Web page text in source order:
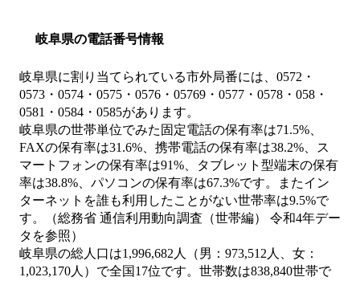
岐阜県の電話番号情報
岐阜県に割り当てられている市外局番には、0572・
0573・0574・0575・0576・05769・0577・0578・058・
0581・0584・0585があります。
岐阜県の世帯単位でみた固定電話の保有率は71.5%、
FAXの保有率は31.6%、携帯電話の保有率は38.2%、ス
マートフォンの保有率は91%、タブレット型端末の保有
率は38.8%、パソコンの保有率は67.3%です。またイン
ターネットを誰も利用したことがない世帯率は9.5%で
す。（総務省 通信利用動向調査（世帯編） 令和4年デー
タを参照）
岐阜県の総人口は1,996,682人（男：973,512人、女：
1,023,170人）で全国17位です。世帯数は838,840世帯で